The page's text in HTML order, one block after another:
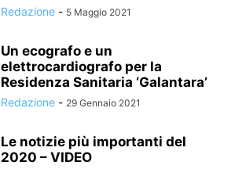
Redazione - 5 Maggio 2021
Un ecografo e un
elettrocardiografo per la
Residenza Sanitaria ‘Galantara’
Redazione - 29 Gennaio 2021
Le notizie più importanti del
2020 – VIDEO